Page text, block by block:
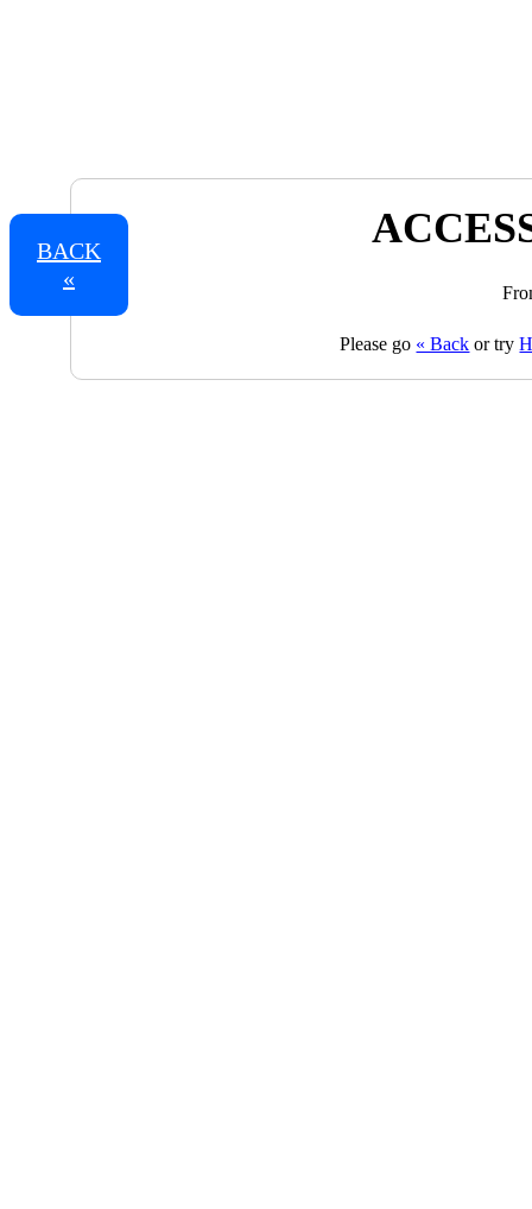
BACK
«
Please go « Back or try